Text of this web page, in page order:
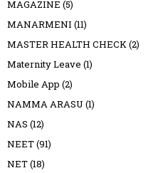
MAGAZINE (5)
MANARMENI (11)
MASTER HEALTH CHECK (2)
Maternity Leave (1)
Mobile App (2)
NAMMA ARASU (1)
NAS (12)
NEET(91)
NET(18)